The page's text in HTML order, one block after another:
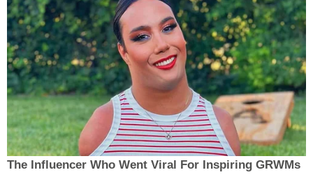
The Influencer Who Went Viral For Inspiring GRWMs